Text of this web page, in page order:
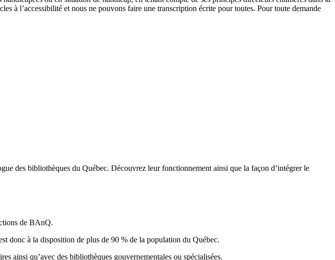
à l’accessibilité et nous ne pouvons faire une transcription écrite pour toutes. Pour toute demande
des bibliothèques du Québec. Découvrez leur fonctionnement ainsi que la façon d’intégrer le
de BAnQ.
donc à la disposition de plus de 90 % de la population du Québec.
ainsi qu’avec des bibliothèques gouvernementales ou spécialisées.